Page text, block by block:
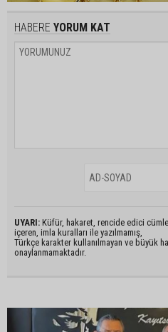
HABERE YORUM KAT
UYARI: Küfür, hakaret, rencide edici
içeren, imla kuralları ile yazılmamış,
Türkçe karakter kullanılmayan ve büyük
onaylanmamaktadır.